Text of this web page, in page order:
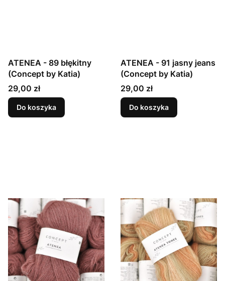
ATENEA - 89 błękitny
(Concept by Katia)
Cena
29,00 zł
Do koszyka
ATENEA - 91 jasny jeans
(Concept by Katia)
Cena
29,00 zł
Do koszyka